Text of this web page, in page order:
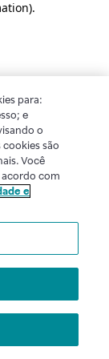
.
para:
e
o
são
Você
acordo com
e